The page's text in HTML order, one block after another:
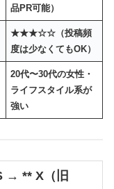
品PR可能）
★★★☆☆（投稿頻
度は少なくてもOK）
20代〜30代の女性・
ライフスタイル系が
強い
→ ** X（旧